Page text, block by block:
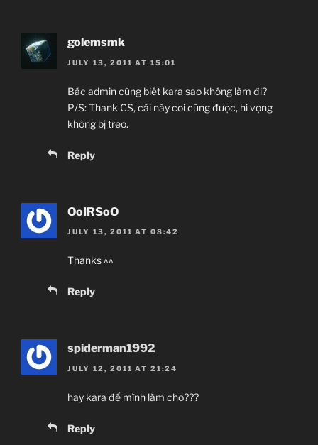
golemsmk
JULY 13, 2011 AT 15:01
Bác admin cũng biết kara sao không làm đi?
P/S: Thank CS, cái này coi cũng được, hi vọng
không bị treo.
Reply
OoIRSoO
JULY 13, 2011 AT 08:42
Thanks ^^
Reply
spiderman1992
JULY 12, 2011 AT 21:24
hay kara để mình làm cho???
Reply